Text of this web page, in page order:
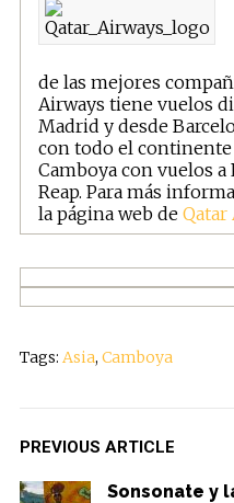
de las mejores
Airways tiene vuelos
Madrid y desde
con todo el
Camboya con vuelos
Reap. Para más
la página web de Qatar
Tags: Asia, Camboya
PREVIOUS ARTICLE
Sonsonate y